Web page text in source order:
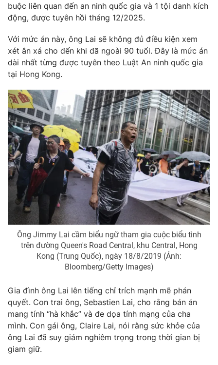
Photo Infographic
Video Shorts video
VTV Money
VTV Sức khoẻ Bất động sản
Thị trường 24h Tấm lòng Việt
VTV4 Vươn mình bằng AI
VTV9 VTV8
Liên hệ tòa soạn English
Theo dõi báo trên
Cơ quan chủ quản:
buộc liên quan đến an ninh quốc gia và 1 tội danh kích
động, được tuyên hồi tháng 12/2025.
Với mức án này, ông Lai sẽ không đủ điều kiện xem
xét ân xá cho đến khi đã ngoài 90 tuổi. Đây là mức án
dài nhất từng được tuyên theo Luật An ninh quốc gia
tại Hong Kong.
Ông Jimmy Lai cầm biểu ngữ tham gia cuộc biểu tình
trên đường Queen's Road Central, khu Central, Hong
Kong (Trung Quốc), ngày 18/8/2019 (Ảnh:
Bloomberg/Getty Images)
Gia đình ông Lai lên tiếng chỉ trích mạnh mẽ phán
quyết. Con trai ông, Sebastien Lai, cho rằng bản án
mang tính “hà khắc” và đe dọa tính mạng của cha
mình. Con gái ông, Claire Lai, nói rằng sức khỏe của
ông Lai đã suy giảm nghiêm trọng trong thời gian bị
giam giữ.